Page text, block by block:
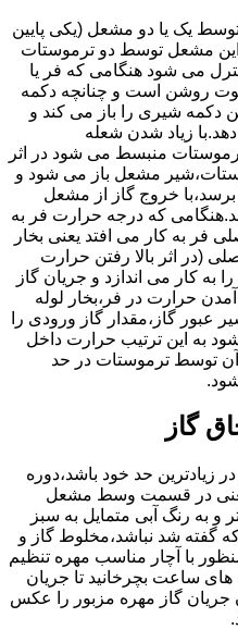
یک یا دو مشعل (یکی پایین
این مشعل توسط دو ترموستات
می شود هنگامی که فر یا
روشن است و چنانچه دکمه
دکمه شیری را باز می کند و
زیاد شدن شعله
منبسط می شود در اثر
مشعل باز می شود و
خروج گاز از مشعل
که درجه حرارت فر به
فر به کار می افتد یعنی بخار
(در اثر بالا رفتن حرارت
کار می اندازد و جریان گاز
حرارت در فر،بخار لوله
گاز،مقدار گاز ورودی را
به این ترتیب حرارت داخل
توسط ترموستات در حد
گاز
حد خود باشد،دوره
یعنی در قسمت وسط مشعل
باید در حدود ۲۰ میلیمتر و به رنگ آبی متمایل به سبز
گفته شد نباشد،مخلوط گاز و
با آچار مناسب مهره تنظیم
ساعت بچرخانید تا جریان
جریان گاز مهره مزبور را عکس